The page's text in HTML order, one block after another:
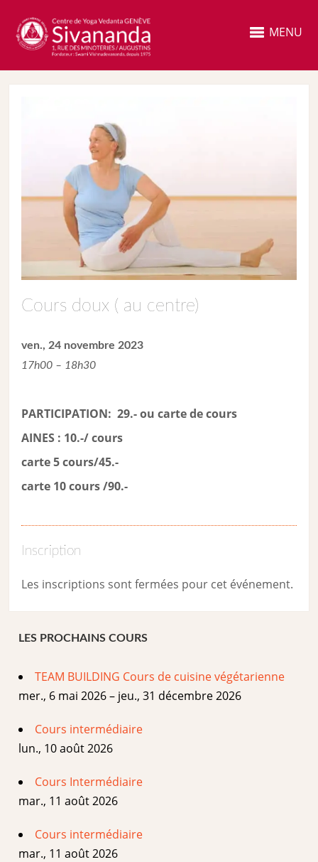
MENU
Cours doux ( au centre)
ven., 24 novembre 2023
17h00 – 18h30
PARTICIPATION: 29.- ou carte de cours
AINES : 10.-/ cours
carte 5 cours/45.-
carte 10 cours /90.-
Inscription
Les inscriptions sont fermées pour cet événement.
LES PROCHAINS COURS
TEAM BUILDING Cours de cuisine végétarienne
mer., 6 mai 2026 – jeu., 31 décembre 2026
Cours intermédiaire
lun., 10 août 2026
Cours Intermédiaire
mar., 11 août 2026
Cours intermédiaire
mar., 11 août 2026